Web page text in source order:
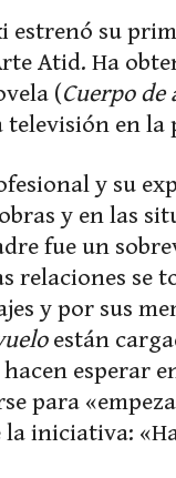
estrenó su
Atid. Ha
(Cuerpo de
televisión en la
y su
y en las
fue un
relaciones se
y por sus
están
esperar
para
la iniciativa: